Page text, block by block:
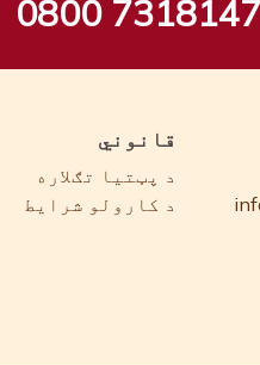
0800 7318147
قانوني
د پټتیا تګلاره
د کارولو شرایط